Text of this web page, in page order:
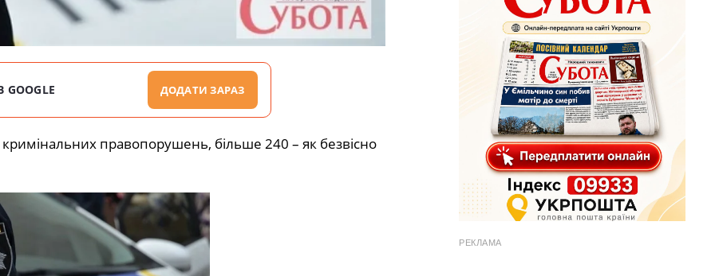
ДОДАТИ ЗАРАЗ
правопорушень, більше 240 – як безвісно
РЕКЛАМА